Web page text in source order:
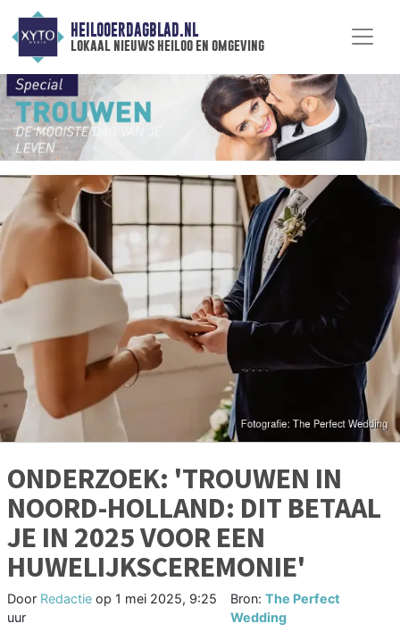
HEILOOERDAGBLAD.NL
lokaal nieuws heiloo en omgeving
ONDERZOEK: 'TROUWEN IN
NOORD-HOLLAND: DIT BETAAL
JE IN 2025 VOOR EEN
HUWELIJKSCEREMONIE'
Door Redactie op 1 mei 2025, 9:25
uur
Bron:The Perfect
Wedding